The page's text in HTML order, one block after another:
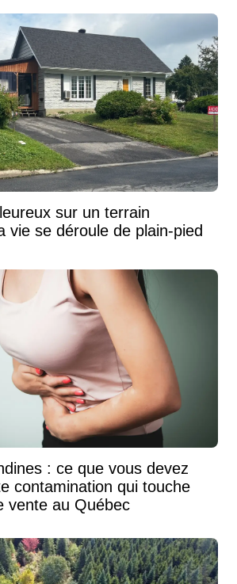
sur un terrain
vie se déroule de plain-pied
: ce que vous devez
contamination qui touche
vente au Québec